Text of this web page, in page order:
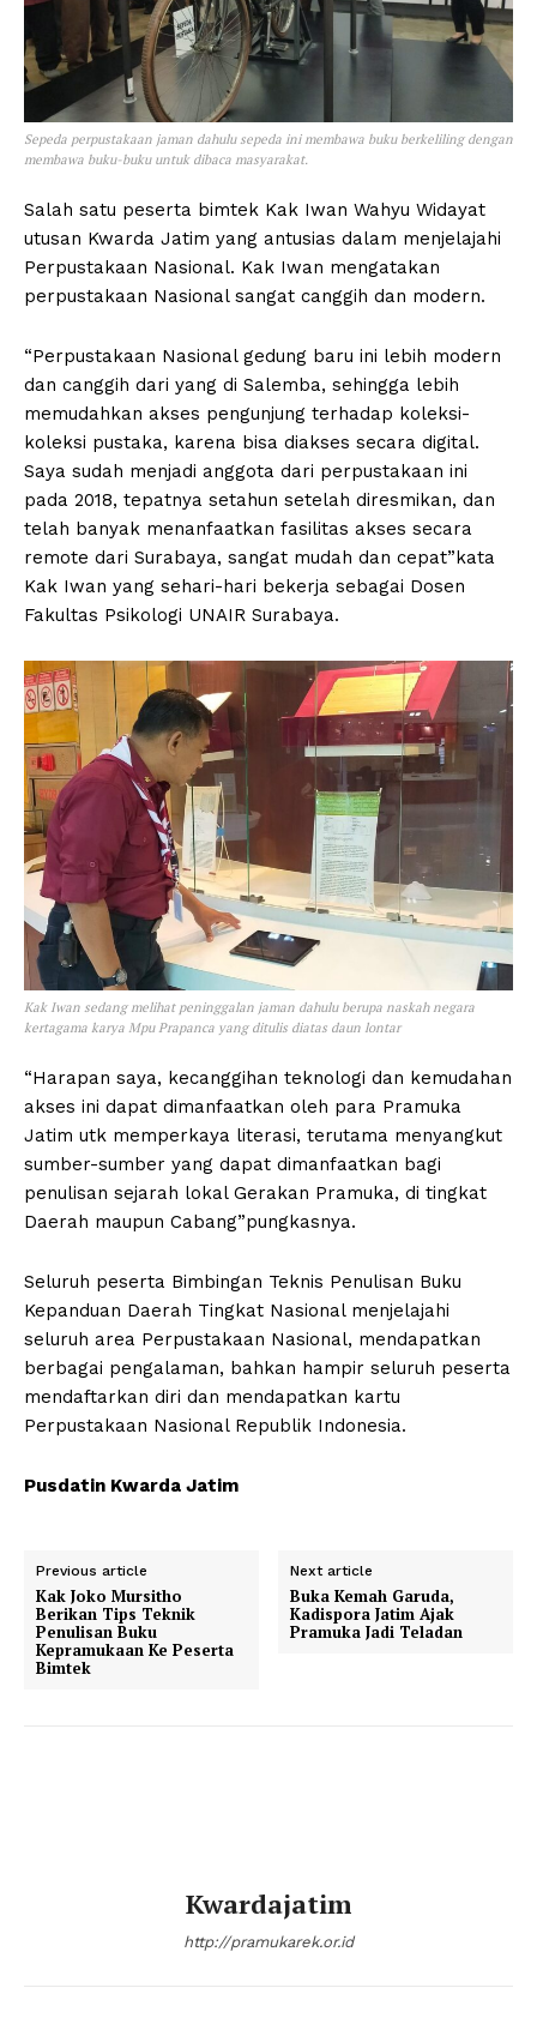
Sepeda perpustakaan jaman dahulu sepeda ini membawa buku berkeliling dengan
membawa buku-buku untuk dibaca masyarakat.
Salah satu peserta bimtek Kak Iwan Wahyu Widayat
utusan Kwarda Jatim yang antusias dalam menjelajahi
Perpustakaan Nasional. Kak Iwan mengatakan
perpustakaan Nasional sangat canggih dan modern.
“Perpustakaan Nasional gedung baru ini lebih modern
dan canggih dari yang di Salemba, sehingga lebih
memudahkan akses pengunjung terhadap koleksi-
koleksi pustaka, karena bisa diakses secara digital.
Saya sudah menjadi anggota dari perpustakaan ini
pada 2018, tepatnya setahun setelah diresmikan, dan
telah banyak menanfaatkan fasilitas akses secara
remote dari Surabaya, sangat mudah dan cepat”kata
Kak Iwan yang sehari-hari bekerja sebagai Dosen
Fakultas Psikologi UNAIR Surabaya.
Kak Iwan sedang melihat peninggalan jaman dahulu berupa naskah negara
kertagama karya Mpu Prapanca yang ditulis diatas daun lontar
“Harapan saya, kecanggihan teknologi dan kemudahan
akses ini dapat dimanfaatkan oleh para Pramuka
Jatim utk memperkaya literasi, terutama menyangkut
sumber-sumber yang dapat dimanfaatkan bagi
penulisan sejarah lokal Gerakan Pramuka, di tingkat
Daerah maupun Cabang”pungkasnya.
Seluruh peserta Bimbingan Teknis Penulisan Buku
Kepanduan Daerah Tingkat Nasional menjelajahi
seluruh area Perpustakaan Nasional, mendapatkan
berbagai pengalaman, bahkan hampir seluruh peserta
mendaftarkan diri dan mendapatkan kartu
Perpustakaan Nasional Republik Indonesia.
Pusdatin Kwarda Jatim
Previous article
Kak Joko Mursitho
Berikan Tips Teknik
Penulisan Buku
Kepramukaan Ke Peserta
Bimtek
Next article
Buka Kemah Garuda,
Kadispora Jatim Ajak
Pramuka Jadi Teladan
Kwardajatim
http://pramukarek.or.id